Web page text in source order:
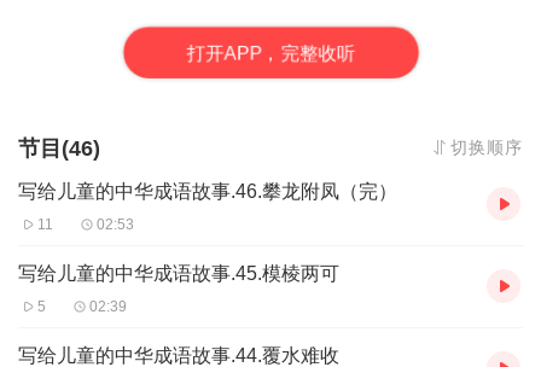
列，将在喜马拉雅陆续与听众朋友们见面。
主播长笛江月，喜马拉雅独家签约主播，多次参与有声书录
打开APP，完整收听
节目(46) 切换顺序
写给儿童的中华成语故事.46.攀龙附凤（完）
11 02:53
写给儿童的中华成语故事.45.模棱两可
5 02:39
写给儿童的中华成语故事.44.覆水难收